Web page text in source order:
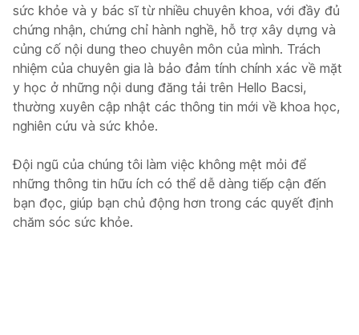
sức khỏe và y bác sĩ từ nhiều chuyên khoa, với đầy đủ
chứng nhận, chứng chỉ hành nghề, hỗ trợ xây dựng và
củng cố nội dung theo chuyên môn của mình. Trách
nhiệm của chuyên gia là bảo đảm tính chính xác về mặt
y học ở những nội dung đăng tải trên Hello Bacsi,
thường xuyên cập nhật các thông tin mới về khoa học,
nghiên cứu và sức khỏe.
Đội ngũ của chúng tôi làm việc không mệt mỏi để
những thông tin hữu ích có thể dễ dàng tiếp cận đến
bạn đọc, giúp bạn chủ động hơn trong các quyết định
chăm sóc sức khỏe.